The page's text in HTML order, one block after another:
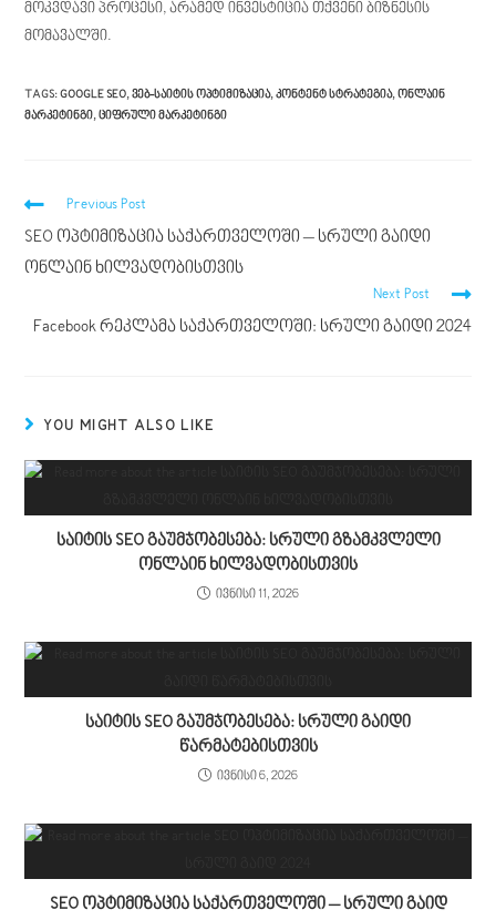
მოკვდავი პროცესი, არამედ ინვესტიცია თქვენი ბიზნესის
მომავალში.
TAGS:GOOGLE SEO, ᲕᲔᲑ-ᲡᲐᲘᲢᲘᲡ ᲝᲞᲢᲘᲛᲘᲖᲐᲪᲘᲐ, ᲙᲝᲜᲢᲔᲜᲢ ᲡᲢᲠᲐᲢᲔᲒᲘᲐ, ᲝᲜᲚᲐᲘᲜ
ᲛᲐᲠᲙᲔᲢᲘᲜᲒᲘ, ᲪᲘᲤᲠᲣᲚᲘ ᲛᲐᲠᲙᲔᲢᲘᲜᲒᲘ
Previous Post
SEO ოპტიმიზაცია საქართველოში – სრული გაიდი
ონლაინ ხილვადობისთვის
Next Post
Facebook რეკლამა საქართველოში: სრული გაიდი 2024
YOU MIGHT ALSO LIKE
საიტის SEO გაუმჯობესება: სრული გზამკვლელი
ონლაინ ხილვადობისთვის
ივნისი 11, 2026
საიტის SEO გაუმჯობესება: სრული გაიდი
წარმატებისთვის
ივნისი 6, 2026
SEO ოპტიმიზაცია საქართველოში – სრული გაიდ